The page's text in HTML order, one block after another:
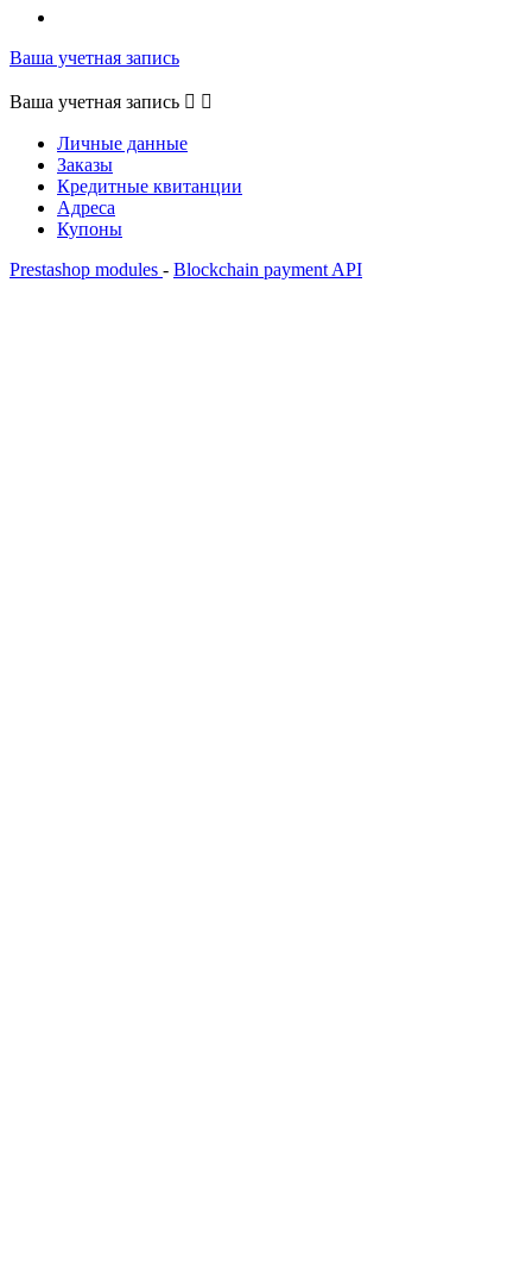
Ваша учетная запись
Ваша учетная запись  
Личные данные
Заказы
Кредитные квитанции
Адреса
Купоны
Prestashop modules - Blockchain payment API